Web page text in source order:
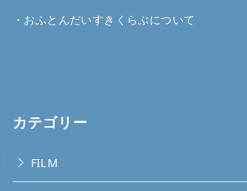
・ おふとんだいすきくらぶについて
カテゴリー
FILM